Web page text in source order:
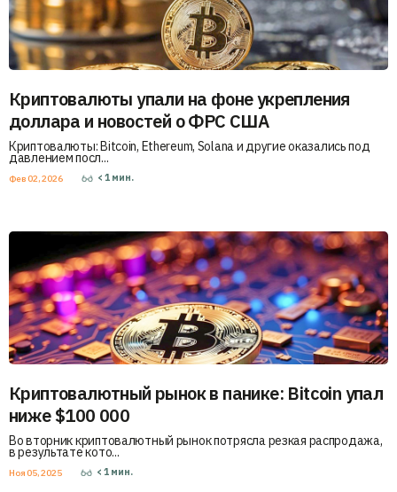
Криптовалюты упали на фоне укрепления
доллара и новостей о ФРС США
Криптовалюты: Bitcoin, Ethereum, Solana и другие оказались под
давлением посл...
Фев 02, 2026 < 1 мин.
Криптовалютный рынок в панике: Bitcoin упал
ниже $100 000
Во вторник криптовалютный рынок потрясла резкая распродажа,
в результате кото...
Ноя 05, 2025 < 1 мин.